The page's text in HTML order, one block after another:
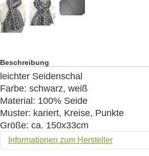
Beschreibung
leichter Seidenschal
Farbe: schwarz, weiß
Material: 100% Seide
Muster: kariert, Kreise, Punkte
Größe: ca. 150x33cm
Informationen zum Hersteller